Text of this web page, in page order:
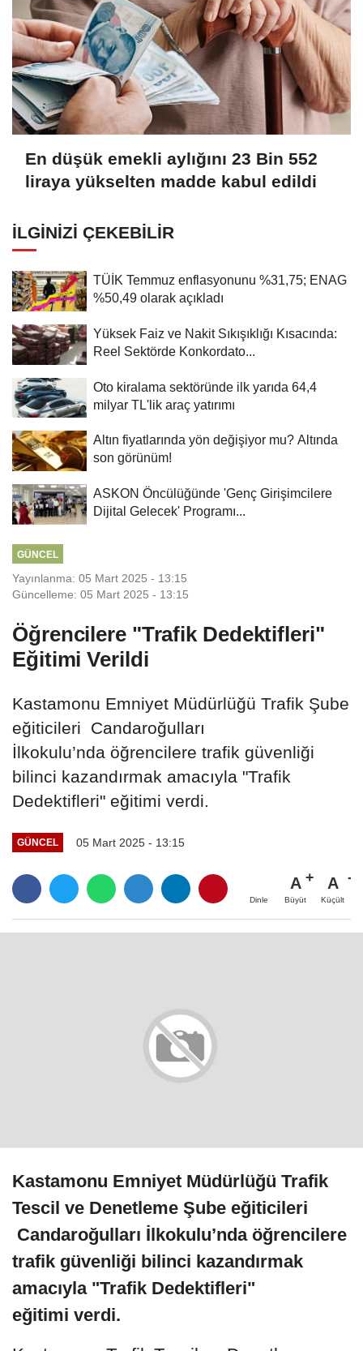
En düşük emekli aylığını 23 Bin 552
liraya yükselten madde kabul edildi
İLGINIZI ÇEKEBILIR
TÜİK Temmuz enflasyonunu %31,75; ENAG
%50,49 olarak açıkladı
Yüksek Faiz ve Nakit Sıkışıklığı Kısacında:
Reel Sektörde Konkordato...
Oto kiralama sektöründe ilk yarıda 64,4
milyar TL'lik araç yatırımı
Altın fiyatlarında yön değişiyor mu? Altında
son görünüm!
ASKON Öncülüğünde 'Genç Girişimcilere
Dijital Gelecek' Programı...
GÜNCEL
Yayınlanma: 05 Mart 2025 - 13:15
Güncelleme: 05 Mart 2025 - 13:15
Öğrencilere "Trafik Dedektifleri"
Eğitimi Verildi
Kastamonu Emniyet Müdürlüğü Trafik Şube
eğiticileri Candaroğulları
İlkokulu’nda öğrencilere trafik güvenliği
bilinci kazandırmak amacıyla "Trafik
Dedektifleri" eğitimi verdi.
GÜNCEL 05 Mart 2025 - 13:15
Dinle
A
Büyüt
A
Küçült
Kastamonu Emniyet Müdürlüğü Trafik
Tescil ve Denetleme Şube eğiticileri
Candaroğulları İlkokulu’nda öğrencilere
trafik güvenliği bilinci kazandırmak
amacıyla "Trafik Dedektifleri"
eğitimi verdi.